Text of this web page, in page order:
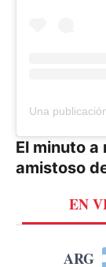
El minuto a
amistoso